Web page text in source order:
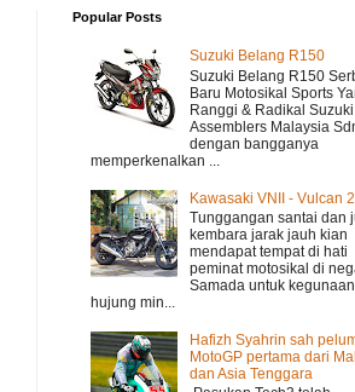
Popular Posts
Suzuki Belang R150
Suzuki Belang R150
Baru Motosikal Sports
Ranggi & Radikal Suzuki
Assemblers Malaysia
dengan bangganya
memperkenalkan ...
Kawasaki VNII - Vulcan
Tunggangan santai dan
kembara jarak jauh kian
mendapat tempat di hati
peminat motosikal di
Samada untuk kegunaan
hujung min...
Hafizh Syahrin sah
MotoGP pertama dari
dan Asia Tenggara